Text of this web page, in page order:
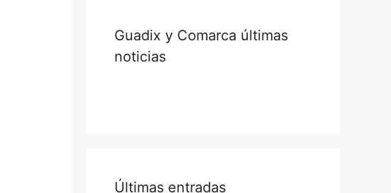
Guadix y Comarca últimas
noticias
Últimas entradas